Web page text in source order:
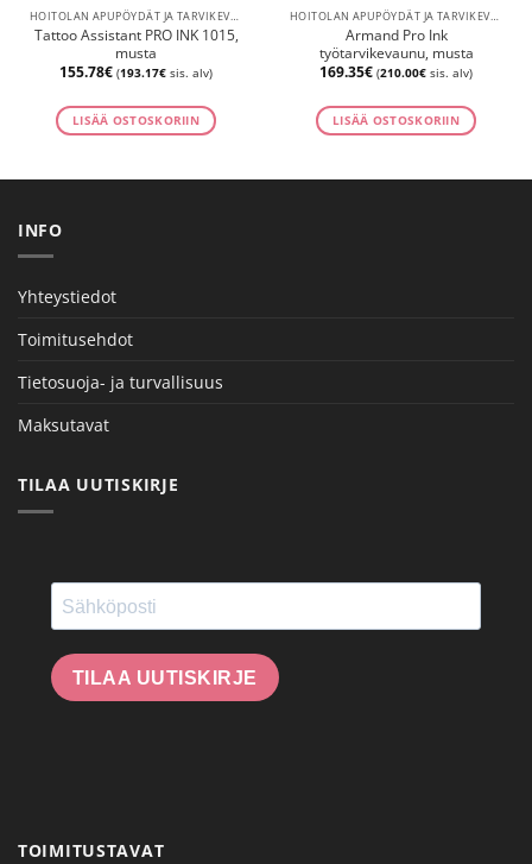
HOITOLAN APUPÖYDÄT JA TARVIKEVAUNUT
Tattoo Assistant PRO INK 1015,
musta
155.78€ (193.17€ sis. alv)
LISÄÄ OSTOSKORIIN
HOITOLAN APUPÖYDÄT JA TARVIKEVAUNUT
Armand Pro Ink
työtarvikevaunu, musta
169.35€ (210.00€ sis. alv)
LISÄÄ OSTOSKORIIN
INFO
Yhteystiedot
Toimitusehdot
Tietosuoja- ja turvallisuus
Maksutavat
TILAA UUTISKIRJE
TILAA UUTISKIRJE
TOIMITUSTAVAT